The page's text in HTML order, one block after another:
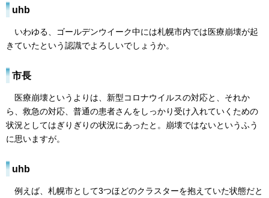
uhb
いわゆる、ゴールデンウイーク中には札幌市内では医療崩壊が起
きていたという認識でよろしいでしょうか。
市長
医療崩壊というよりは、新型コロナウイルスの対応と、それか
ら、救急の対応、普通の患者さんをしっかり受け入れていくための
状況としてはぎりぎりの状況にあったと。崩壊ではないというふう
に思いますが。
uhb
例えば、札幌市として3つほどのクラスターを抱えていた状態だと